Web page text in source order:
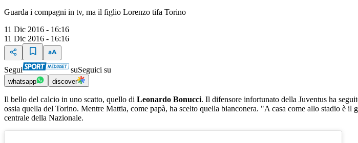
Guarda i compagni in tv, ma il figlio Lorenzo tifa Torino
11 Dic 2016 - 16:16
11 Dic 2016 - 16:16
Segui suSeguici su
whatsapp discover
Il bello del calcio in uno scatto, quello di Leonardo Bonucci. Il difensore infortunato della Juventus ha
ossia quella del Torino. Mentre Mattia, come papà, ha scelto quella bianconera. "A casa come allo stadio
centrale della Nazionale.